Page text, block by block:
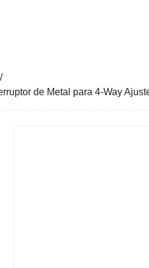
de Metal para 4-Way